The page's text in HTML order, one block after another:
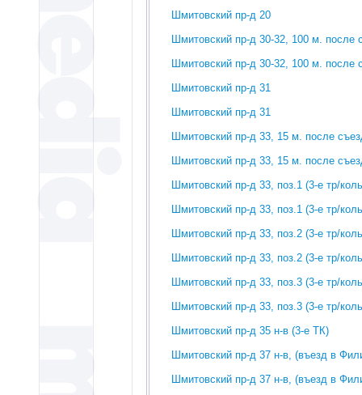
Шмитовский пр-д 20
Шмитовский пр-д 30-32, 100 м. после
Шмитовский пр-д 30-32, 100 м. после
Шмитовский пр-д 31
Шмитовский пр-д 31
Шмитовский пр-д 33, 15 м. после
Шмитовский пр-д 33, 15 м. после
Шмитовский пр-д 33, поз.1 (3-е тр/
Шмитовский пр-д 33, поз.1 (3-е тр/
Шмитовский пр-д 33, поз.2 (3-е тр/
Шмитовский пр-д 33, поз.2 (3-е тр/
Шмитовский пр-д 33, поз.3 (3-е тр/
Шмитовский пр-д 33, поз.3 (3-е тр/
Шмитовский пр-д 35 н-в (3-е ТК)
Шмитовский пр-д 37 н-в, (въезд в
Шмитовский пр-д 37 н-в, (въезд в